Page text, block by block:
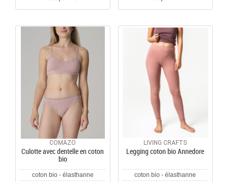
COMAZO
Culotte avec dentelle en coton
bio
coton bio - élasthanne
LIVING CRAFTS
Legging coton bio Annedore
coton bio - élasthanne